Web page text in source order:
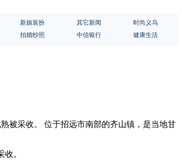
新娘装扮 其它新闻
时尚义乌
拍婚纱照 中信银行 健康生活
被采收。 位于招远市南部的齐山镇，是当地甘
。